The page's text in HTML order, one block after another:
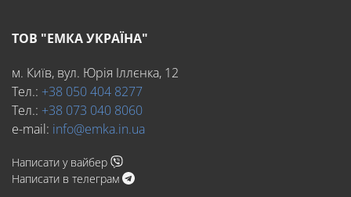
ТОВ "ЕМКА УКРАЇНА"
м. Київ, вул. Юрія Іллєнка, 12
Тел.: +38 050 404 8277
Тел.: +38 073 040 8060
e-mail: info@emka.in.ua
Написати у вайбер
Написати в телеграм